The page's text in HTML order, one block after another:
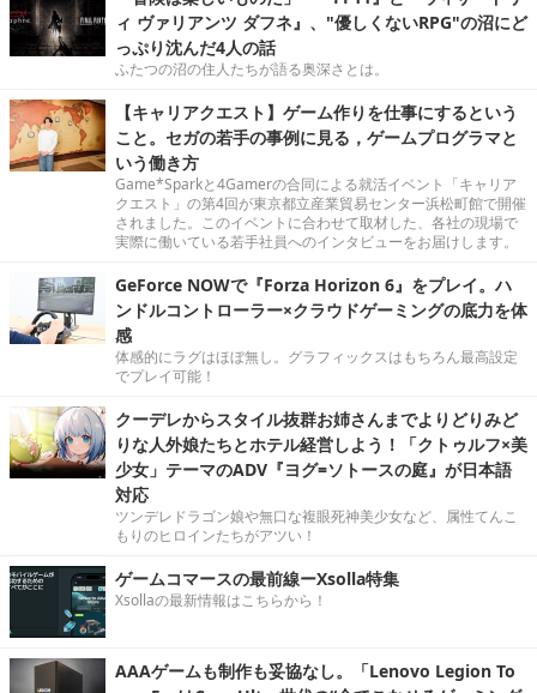
ィ ヴァリアンツ ダフネ』、"優しくないRPG"の沼にど
っぷり沈んだ4人の話
ふたつの沼の住人たちが語る奥深さとは。
【キャリアクエスト】ゲーム作りを仕事にするという
こと。セガの若手の事例に見る，ゲームプログラマと
いう働き方
Game*Sparkと4Gamerの合同による就活イベント「キャリア
クエスト」の第4回が東京都立産業貿易センター浜松町館で開催
されました。このイベントに合わせて取材した、各社の現場で
実際に働いている若手社員へのインタビューをお届けします。
GeForce NOWで『Forza Horizon 6』をプレイ。ハ
ンドルコントローラー×クラウドゲーミングの底力を体
感
体感的にラグはほぼ無し。グラフィックスはもちろん最高設定
でプレイ可能！
クーデレからスタイル抜群お姉さんまでよりどりみど
りな人外娘たちとホテル経営しよう！「クトゥルフ×美
少女」テーマのADV『ヨグ=ソトースの庭』が日本語
対応
ツンデレドラゴン娘や無口な複眼死神美少女など、属性てんこ
もりのヒロインたちがアツい！
ゲームコマースの最前線ーXsolla特集
Xsollaの最新情報はこちらから！
AAAゲームも制作も妥協なし。「Lenovo Legion To